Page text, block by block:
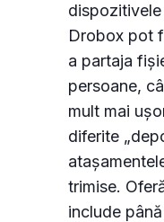
Drobox pot
a partaja
persoane,
mult mai
diferite
trimise.
include